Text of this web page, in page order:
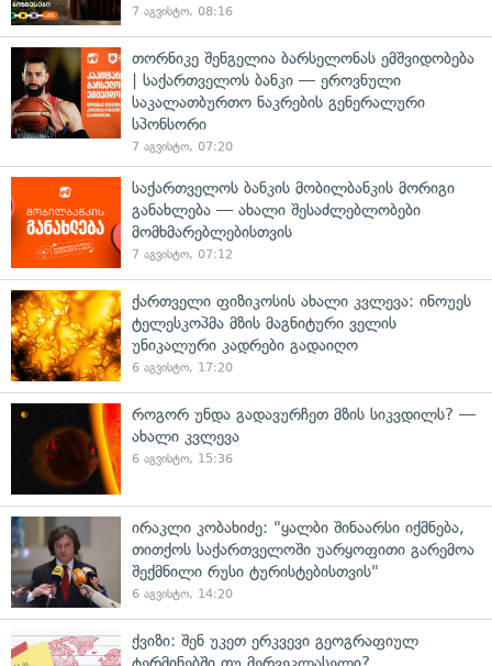
7 აგვისტო, 08:16
თორნიკე შენგელია ბარსელონას ემშვიდობება
| საქართველოს ბანკი — ეროვნული
საკალათბურთო ნაკრების გენერალური
სპონსორი
7 აგვისტო, 07:20
საქართველოს ბანკის მობილბანკის მორიგი
განახლება — ახალი შესაძლებლობები
მომხმარებლებისთვის
7 აგვისტო, 07:12
ქართველი ფიზიკოსის ახალი კვლევა: ინოუეს
ტელესკოპმა მზის მაგნიტური ველის
უნიკალური კადრები გადაიღო
6 აგვისტო, 17:20
როგორ უნდა გადავურჩეთ მზის სიკვდილს? —
ახალი კვლევა
6 აგვისტო, 15:36
ირაკლი კობახიძე: "ყალბი შინაარსი იქმნება,
თითქოს საქართველოში უარყოფითი გარემოა
შექმნილი რუსი ტურისტებისთვის"
6 აგვისტო, 14:20
ქვიზი: შენ უკეთ ერკვევი გეოგრაფიულ